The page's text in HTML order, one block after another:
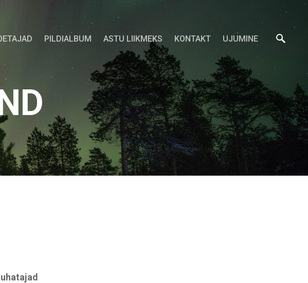
PILDIALBUM ASTU LIIKMEKS KONTAKT UJUMINE